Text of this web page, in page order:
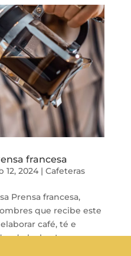
francesa
12, 2024| Cafeteras
Prensa francesa,
que recibe este
café, té e
de leche. La prensa